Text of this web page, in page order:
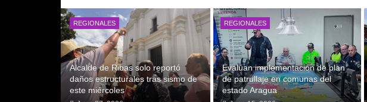
REGIONALES
Alcalde de Ribas solo reportó
daños estructurales tras sismo de
este miércoles
REGIONALES
Evalúan implementación de plan
de patrullaje en comunas del
estado Aragua